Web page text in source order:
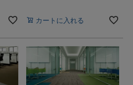
カートに入れる